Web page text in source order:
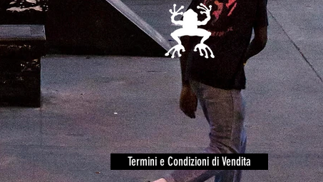
Termini e Condizioni di Vendita